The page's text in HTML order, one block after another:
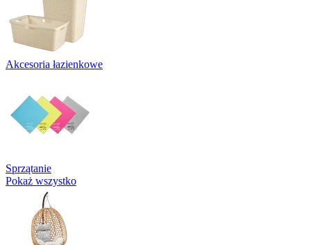
Akcesoria łazienkowe
Sprzątanie
Pokaż wszystko